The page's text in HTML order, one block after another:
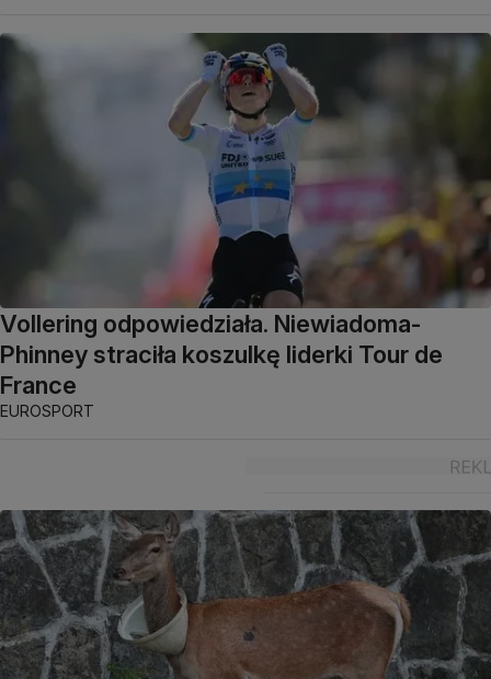
Vollering odpowiedziała. Niewiadoma-
Phinney straciła koszulkę liderki Tour de
France
EUROSPORT